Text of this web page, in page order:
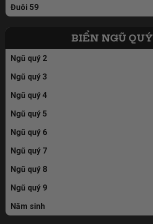
Đuôi 59
BIỂN NGŨ QUÝ
Ngũ quý 2
Ngũ quý 3
Ngũ quý 4
Ngũ quý 5
Ngũ quý 6
Ngũ quý 7
Ngũ quý 8
Ngũ quý 9
Năm sinh